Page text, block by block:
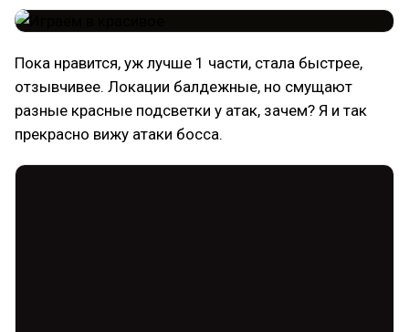
Пока нравится, уж лучше 1 части, стала быстрее,
отзывчивее. Локации балдежные, но смущают
разные красные подсветки у атак, зачем? Я и так
прекрасно вижу атаки босса.